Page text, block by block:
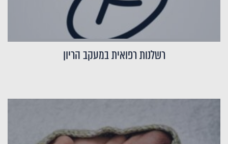
רשלנות רפואית במעקב הריון